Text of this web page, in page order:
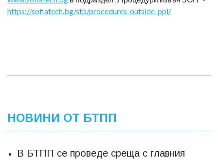
https://sofiatech.bg/stp/procedures-outside-ppl/
НОВИНИ ОТ БТПП
В БТПП се проведе среща с главния